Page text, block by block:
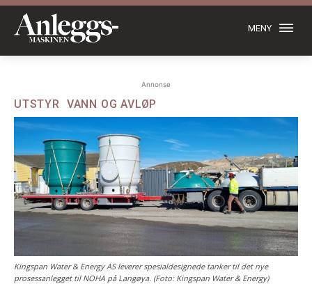
MENY
Annonse
UTSTYR VANN OG AVLØP
Kingspan Water & Energy AS leverer spesialdesignede tanker til det nye
prosessanlegget til NOHA på Langøya. (Foto: Kingspan Water & Energy)